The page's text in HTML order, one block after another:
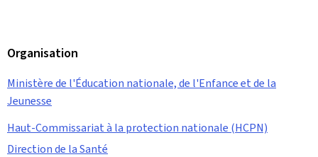
Organisation
Ministère de l'Éducation nationale, de l'Enfance et de la
Jeunesse
Haut-Commissariat à la protection nationale (HCPN)
Direction de la Santé